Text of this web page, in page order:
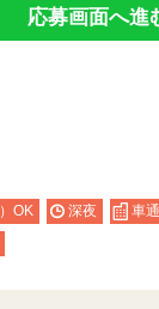
応募画面へ進
OK 深夜
車